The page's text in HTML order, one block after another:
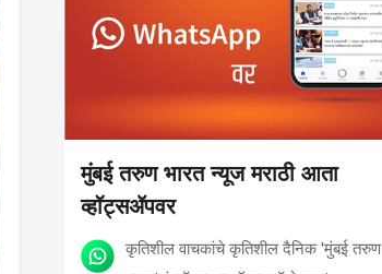
मुंबई तरुण भारत न्यूज मराठी आता
व्हॉट्सॲपवर
कृतिशील वाचकांचे कृतिशील दैनिक 'मुंबई तरुण